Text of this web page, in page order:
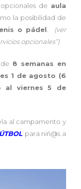
de aula
la posibilidad de
o pádel
(ver
opcionales”)
8 semanas en
1 de agosto (6
al viernes 5 de
al campamento y
para niñ@s a